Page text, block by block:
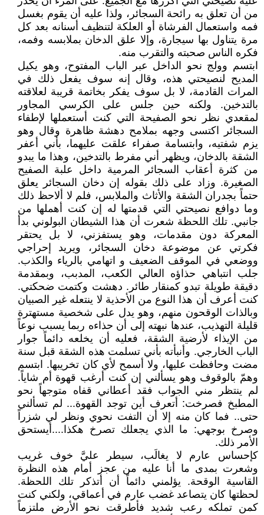
من أن تعلق به رائحة السجائر، ولذا عليه أن يقوم بغسل
فمه واستعمال الفرشاة أو العلكة لتنظيف أسنانه بعد كل
مرة يتناول بها سيجارة، وإلا علق الدخان بملابسه وفمه،
فكره الناس صحبته والتقرب منه.
ابتسم وولج نحو الداخل عبر الباب المفتوح، وهو يكيل
المديح لنصيحتي هذه، وقال إنه سوف يفعل ذلك في
المرات القادمة، لا بل سوف يفكر بخاتمة قريبة لعلاقته
بالتدخين. ولكنه حين جلس على الكرسي المجاور
لمقعدي نظر نحو الصفيحة التي كنت أستعملها لإطفاء
السجائر اكتسى وجهه بملامح دهشة ظاهرة وقال وهو
يزم شفتيه، وابتسامة صفراء علقت عليهما، بأني أعفر
الشقة بالدخان، ويظهر أني مفرط بالتدخين، وهذا ما يبدو
من كثرة أعقاب السجائر المرمية داخل علبة الصفيح
الصغيرة. وزاد على ذلك بقوله إن دخان السجائر يعلق
حتماً بجدران الشقة والأثاث والملابس، فلم لا ألاحظ ذلك
وما دوافع نصيحتي التي قدمتها له إن كنت أهملها من
جانبي. تلك اللحظة شعرت أن هذا الشيطان البولوني بدأ
المعركة دون مقدمات، وهو يستفزني، لا بل يحتقر
فكرتي عن موضوعة دخان السجائر، ويريد إحراجي
ووضعي في الموقف الضعيف و اتهامي بالرياء والكذب.
جلب انتباهي حذاؤه العالي الكعب، المدبب، وبمقدمة
دقيقة طويلة تبدو كمنقار طائر. دهشت وكتمت ضحكتي.
كنت أعرف أن هذا النوع من الأحذية لا ينتعله غير الصبيان
وبالذات الوقحون منهم، وهو يدل على شخصية مستهترة
قليلة التهذيب، عندها نبهته إلى أن حذاءه ربما يسبب نوعاً
من الإيذاء لأرضية الشقة، فعليه أن يخلعه دائماً جوار
الباب الخارجي. وأنبأته بأني تسلمت هذه الشقة قبل سنة
مضت وحافظت عليها، ولا أسمح لأي كان تخريبها. ابتسم
وهمّ بالوقوف وهو يسألني إن كنت أرغب قهوة أم شاياً.
لم ينتظر مني الجواب فقد أعطاني قفاه متوجهاً نحو
المطبخ فصرخت: أتعرف أين توجد القهوة... لم تسألني
حتى.. فما كان منه إلا أن التفت نحوي ونظر لي شزراً
وصرخ بوجهي: ما الذي يجعلك تصرخ هكذا....أيستحق
الأمر ذلك.
كإحساس عارم لا يغالَب، سيطر عليَّ خوف غريب
وشعرت بمدى ما أنا عليه من عجز أمام هذه النظرة
القاسية الوقحة. يؤلمني دائماً أن أتذكر تلك اللحظة.
لحظتها كان يتصاعد غضب عارم في أعماقي، ولكني كنت
كمن تملكه رعب شديد فأطرقت نحو الأرض ملتزماً